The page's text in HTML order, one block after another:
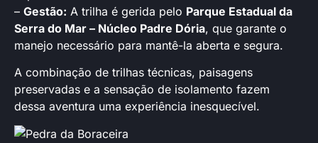
– Gestão: A trilha é gerida pelo Parque Estadual da
Serra do Mar – Núcleo Padre Dória, que garante o
manejo necessário para mantê-la aberta e segura.
A combinação de trilhas técnicas, paisagens
preservadas e a sensação de isolamento fazem
dessa aventura uma experiência inesquecível.